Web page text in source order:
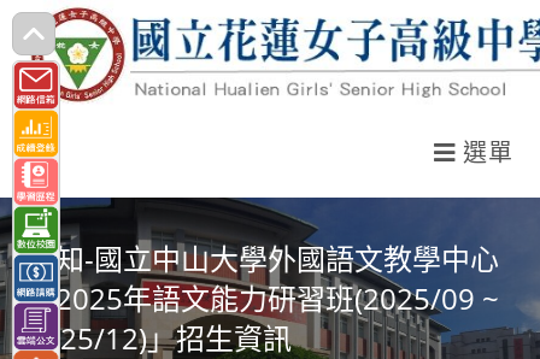
跳
轉
至
主
要
內
容
選單
轉知-國立中山大學外國語文教學中心
「2025年語文能力研習班(2025/09 ~
2025/12)」招生資訊